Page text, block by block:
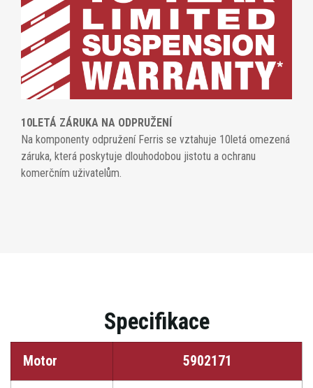
10LETÁ ZÁRUKA NA ODPRUŽENÍ
Na komponenty odpružení Ferris se vztahuje 10letá omezená
záruka, která poskytuje dlouhodobou jistotu a ochranu
komerčním uživatelům.
Specifikace
Motor 5902171